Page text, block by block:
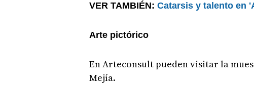
VER TAMBIÉN: Catarsis y talento en
Arte pictórico
En Arteconsult pueden visitar la
Mejía.